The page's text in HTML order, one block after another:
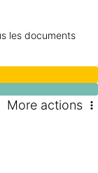
pour une
les documents
More actions